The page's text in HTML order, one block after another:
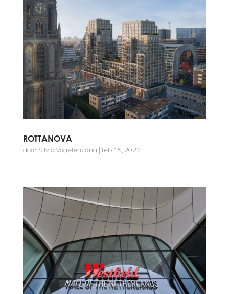
ROTTANOVA
door Silvia Vogelenzang feb 15, 2022